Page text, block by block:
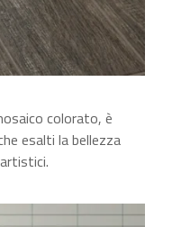
colorato, è
esalti la bellezza